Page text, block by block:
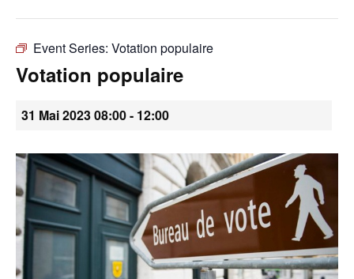
Canton
Genève
Event Series: Votation populaire
Votation populaire
31 Mai 2023 08:00- 12:00